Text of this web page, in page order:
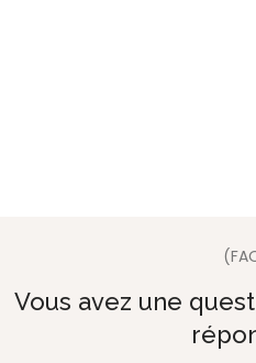
Vous avez une